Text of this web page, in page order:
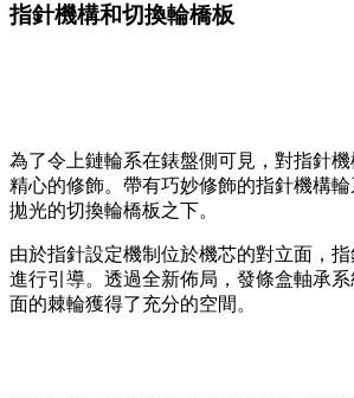
指針機構和切換輪橋板
為了令上鏈輪系在錶盤側可見，對指針
精心的修飾。帶有巧妙修飾的指針機構
拋光的切換輪橋板之下。
由於指針設定機制位於機芯的對立面，
進行引導。透過全新佈局，發條盒軸承
面的棘輪獲得了充分的空間。